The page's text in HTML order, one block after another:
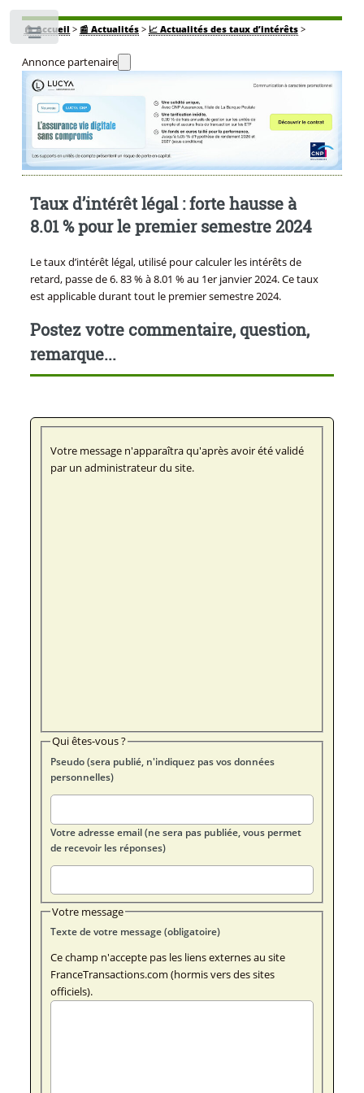
🏠Accueil > 📰 Actualités> 📈 Actualités des taux d’intérêts>
Annonce partenaire
Taux d’intérêt légal : forte hausse à
8.01 % pour le premier semestre 2024
Le taux d’intérêt légal, utilisé pour calculer les intérêts de
retard, passe de 6. 83 % à 8.01 % au 1er janvier 2024. Ce taux
est applicable durant tout le premier semestre 2024.
Postez votre commentaire, question,
remarque...
Votre message n'apparaîtra qu'après avoir été validé
par un administrateur du site.
Qui êtes-vous ?
Pseudo (sera publié, n'indiquez pas vos données
personnelles)
Votre adresse email (ne sera pas publiée, vous permet
de recevoir les réponses)
Votre message
Texte de votre message (obligatoire)
Ce champ n'accepte pas les liens externes au site
FranceTransactions.com (hormis vers des sites
officiels).
Toggle